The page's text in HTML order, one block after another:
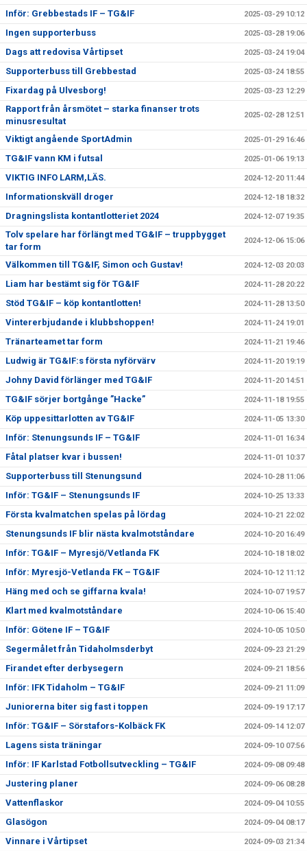
Inför: Grebbestads IF – TG&IF 2025-03-29 10:12
Ingen supporterbuss 2025-03-28 19:06
Dags att redovisa Vårtipset 2025-03-24 19:04
Supporterbuss till Grebbestad 2025-03-24 18:55
Fixardag på Ulvesborg! 2025-03-23 12:29
Rapport från årsmötet – starka finanser trots
minusresultat
2025-02-28 12:51
Viktigt angående SportAdmin 2025-01-29 16:46
TG&IF vann KM i futsal 2025-01-06 19:13
VIKTIG INFO LARM,LÄS. 2024-12-20 11:44
Informationskväll droger 2024-12-18 18:32
Dragningslista kontantlotteriet 2024 2024-12-07 19:35
Tolv spelare har förlängt med TG&IF – truppbygget
tar form
2024-12-06 15:06
Välkommen till TG&IF, Simon och Gustav! 2024-12-03 20:03
Liam har bestämt sig för TG&IF 2024-11-28 20:22
Stöd TG&IF – köp kontantlotten! 2024-11-28 13:50
Vintererbjudande i klubbshoppen! 2024-11-24 19:01
Tränarteamet tar form 2024-11-21 19:46
Ludwig är TG&IF:s första nyförvärv 2024-11-20 19:19
Johny David förlänger med TG&IF 2024-11-20 14:51
TG&IF sörjer bortgånge ”Hacke” 2024-11-18 19:55
Köp uppesittarlotten av TG&IF 2024-11-05 13:30
Inför: Stenungsunds IF – TG&IF 2024-11-01 16:34
Fåtal platser kvar i bussen! 2024-11-01 10:37
Supporterbuss till Stenungsund 2024-10-28 11:06
Inför: TG&IF – Stenungsunds IF 2024-10-25 13:33
Första kvalmatchen spelas på lördag 2024-10-21 22:02
Stenungsunds IF blir nästa kvalmotståndare 2024-10-20 16:49
Inför: TG&IF – Myresjö/Vetlanda FK 2024-10-18 18:02
Inför: Myresjö-Vetlanda FK – TG&IF 2024-10-12 11:12
Häng med och se giffarna kvala! 2024-10-07 19:57
Klart med kvalmotståndare 2024-10-06 15:40
Inför: Götene IF – TG&IF 2024-10-05 10:50
Segermålet från Tidaholmsderbyt 2024-09-23 21:29
Firandet efter derbysegern 2024-09-21 18:56
Inför: IFK Tidaholm – TG&IF 2024-09-21 11:09
Juniorerna biter sig fast i toppen 2024-09-19 17:17
Inför: TG&IF – Sörstafors-Kolbäck FK 2024-09-14 12:07
Lagens sista träningar 2024-09-10 07:56
Inför: IF Karlstad Fotbollsutveckling – TG&IF 2024-09-08 09:48
Justering planer 2024-09-06 08:28
Vattenflaskor 2024-09-04 10:55
Glasögon 2024-09-04 08:17
Vinnare i Vårtipset 2024-09-03 21:34